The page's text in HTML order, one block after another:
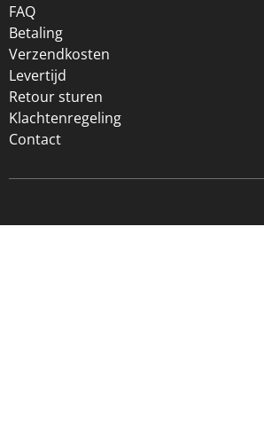
FAQ
Betaling
Verzendkosten
Levertijd
Retour sturen
Klachtenregeling
Contact